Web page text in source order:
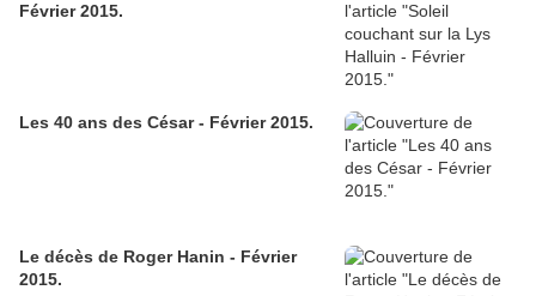
Février 2015.
Les 40 ans des César - Février 2015.
Le décès de Roger Hanin - Février
2015.